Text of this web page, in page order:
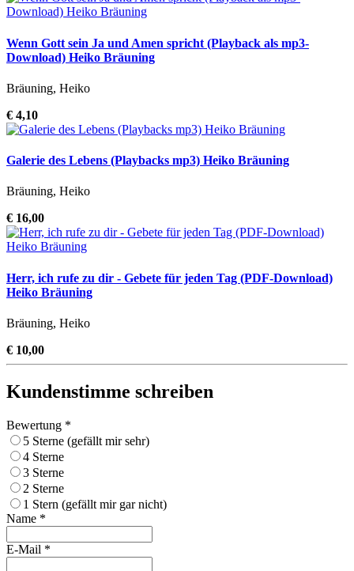
Wenn Gott sein Ja und Amen spricht (Playback als mp3-
Download) Heiko Bräuning
Bräuning, Heiko
€ 4,10
Galerie des Lebens (Playbacks mp3) Heiko Bräuning
Bräuning, Heiko
€ 16,00
Herr, ich rufe zu dir - Gebete für jeden Tag (PDF-Download)
Heiko Bräuning
Bräuning, Heiko
€ 10,00
Kundenstimme schreiben
Bewertung *
5 Sterne (gefällt mir sehr)
4 Sterne
3 Sterne
2 Sterne
1 Stern (gefällt mir gar nicht)
Name *
E-Mail *